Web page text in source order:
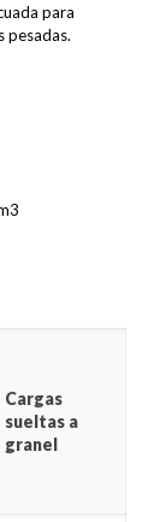
para
pesadas.
Cargas
sueltas a
granel